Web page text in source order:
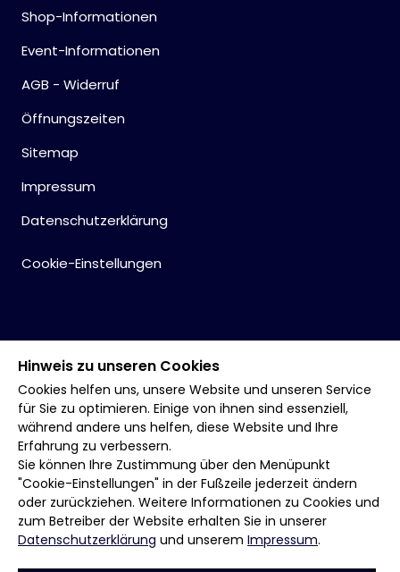
Shop-Informationen
Event-Informationen
AGB - Widerruf
Öffnungszeiten
Sitemap
Impressum
Datenschutzerklärung
Cookie-Einstellungen
Hinweis zu unseren Cookies
Cookies helfen uns, unsere Website und unseren Service
für Sie zu optimieren. Einige von ihnen sind essenziell,
während andere uns helfen, diese Website und Ihre
Erfahrung zu verbessern.
Sie können Ihre Zustimmung über den Menüpunkt
"Cookie-Einstellungen" in der Fußzeile jederzeit ändern
oder zurückziehen. Weitere Informationen zu Cookies und
zum Betreiber der Website erhalten Sie in unserer
Datenschutzerklärung und unserem Impressum.